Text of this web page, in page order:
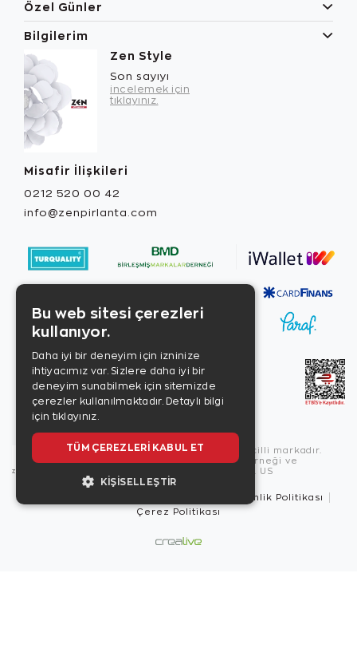
Özel Günler
Bilgilerim
Zen Style
Son sayıyı
incelemek için
tıklayınız.
Misafir İlişkileri
0212 520 00 42
info@zenpirlanta.com
Copyright © 2026, Zen Diamond tescilli markadır.
Zen Diamond Birleşmiş Markalar Derneği ve
Turquality Destek Programı üyesidir. US
Güvenlik Politikası
Çerez Politikası
Bu web sitesi çerezleri
kullanıyor.
Daha iyi bir deneyim için izninize
ihtiyacımız var. Sizlere daha iyi bir
deneyim sunabilmek için sitemizde
çerezler kullanılmaktadır. Detaylı bilgi
için tıklayınız.
TÜM ÇEREZLERI KABUL ET
KIŞISELLEŞTIR